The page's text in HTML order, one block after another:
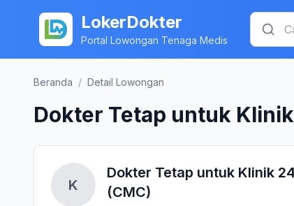
LokerDokter
Portal Lowongan Tenaga Medis
Beranda / Detail Lowongan
Dokter Tetap untuk
K
Dokter Tetap untuk Klinik
(CMC)